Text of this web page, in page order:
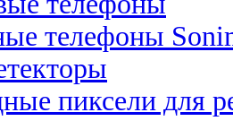
телефоны
пиксели для